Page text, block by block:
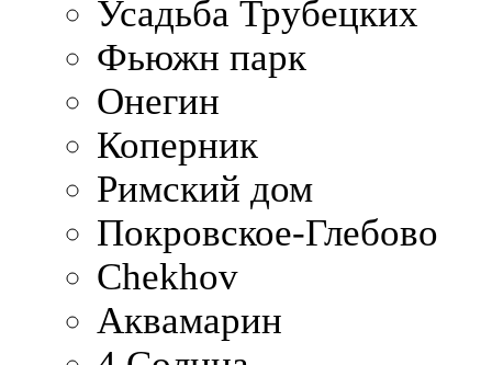
Усадьба Трубецких
Фьюжн парк
Онегин
Коперник
Римский дом
Покровское-Глебово
Chekhov
Аквамарин